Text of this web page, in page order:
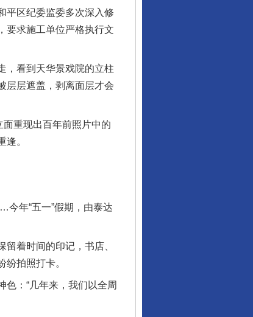
区纪委监委多次深入修
要求施工单位严格执行文
看到天华景戏院的立柱
层层遮盖，剥离面层才会
重现出百年前照片中的
。
年“五一”假期，由泰达
着时间的印记，书店、
拍照打卡。
：“几年来，我们以全周